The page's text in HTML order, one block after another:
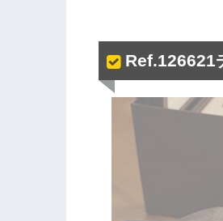
Ref.126621